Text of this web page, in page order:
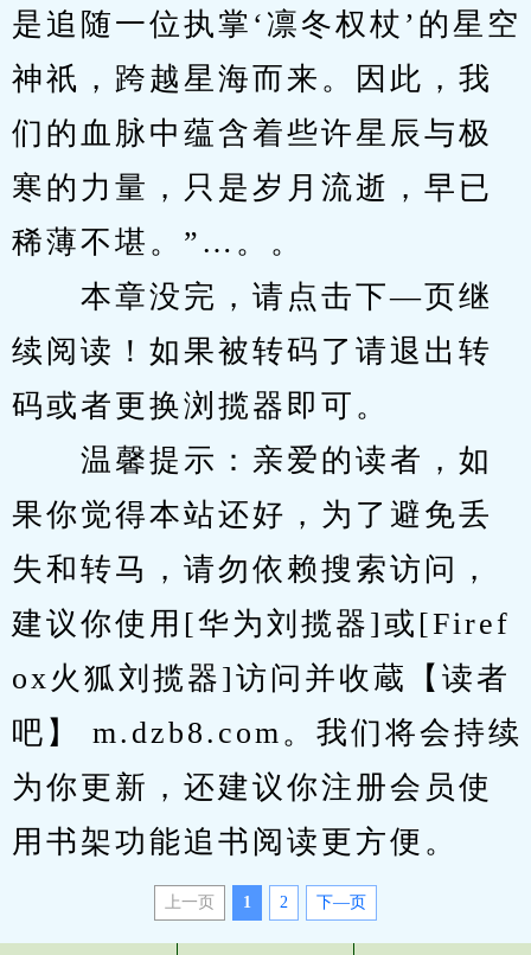
是追随一位执掌‘凛冬权杖’的星空
神祇，跨越星海而来。因此，我
们的血脉中蕴含着些许星辰与极
寒的力量，只是岁月流逝，早已
稀薄不堪。”…。。
本章没完，请点击下—页继
续阅读！如果被转码了请退出转
码或者更换浏揽器即可。
温馨提示：亲爱的读者，如
果你觉得本站还好，为了避免丢
失和转马，请勿依赖搜索访问，
建议你使用[华为刘揽器]或[Firef
ox火狐刘揽器]访问并收蔵【读者
吧】 m.dzb8.com。我们将会持续
为你更新，还建议你注册会员使
用书架功能追书阅读更方便。
上一页 1 2 下—页